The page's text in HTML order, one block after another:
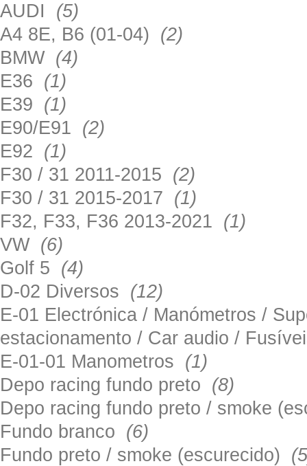
AUDI (5)
A4 8E, B6 (01-04) (2)
BMW (4)
E36 (1)
E39 (1)
E90/E91 (2)
E92 (1)
F30 / 31 2011-2015 (2)
F30 / 31 2015-2017 (1)
F32, F33, F36 2013-2021 (1)
VW (6)
Golf 5 (4)
D-02 Diversos (12)
E-01 Electrónica / Manómetros /
estacionamento / Car audio /
E-01-01 Manometros (1)
Depo racing fundo preto (8)
Depo racing fundo preto / smoke
Fundo branco (6)
Fundo preto / smoke (escurecido)